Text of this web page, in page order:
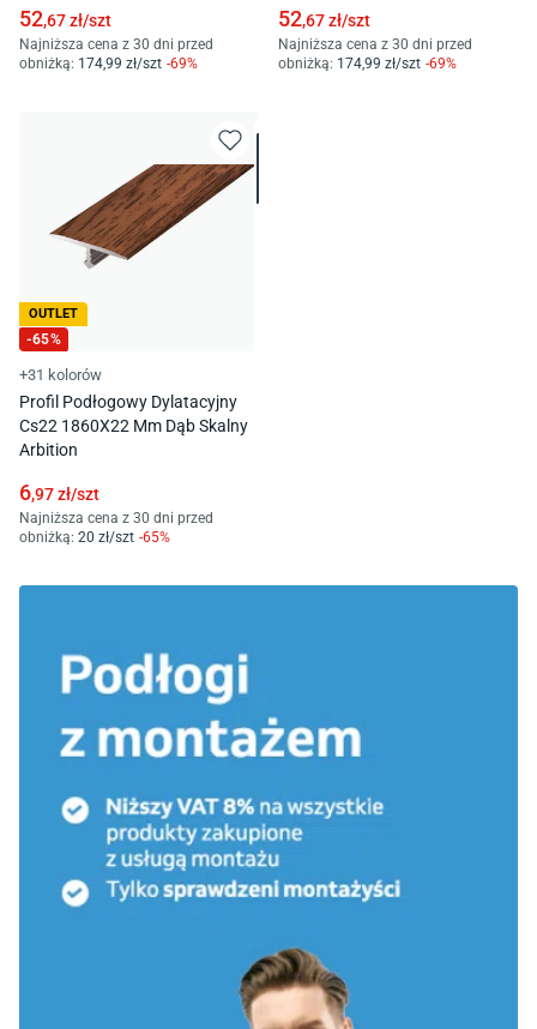
52,67zł/szt
Najniższa cena z 30 dni przed
obniżką: 174,99 zł/szt -69%
52,67zł/szt
Najniższa cena z 30 dni przed
obniżką: 174,99 zł/szt -69%
OUTLET
-65%
+31 kolorów
Profil Podłogowy Dylatacyjny
Cs22 1860X22 Mm Dąb Skalny
Arbition
6,97zł/szt
Najniższa cena z 30 dni przed
obniżką: 20 zł/szt -65%